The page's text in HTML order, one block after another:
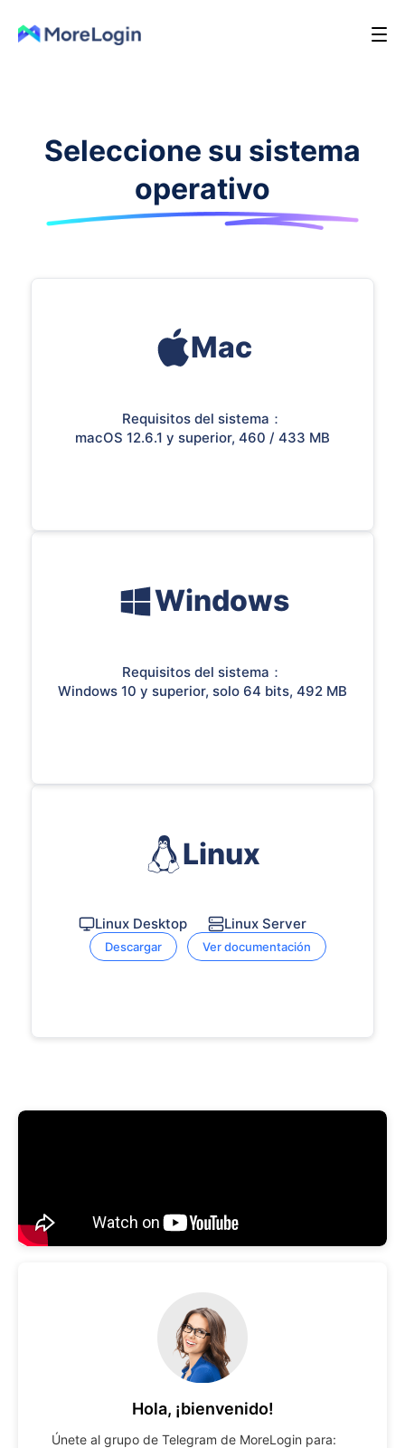
Seleccione su sistema
operativo
Mac
Requisitos del sistema：
macOS 12.6.1 y superior, 460 / 433 MB
Windows
Requisitos del sistema：
Windows 10 y superior, solo 64 bits, 492 MB
Linux
Linux Desktop
Descargar
Linux Server
Ver documentación
Hola, ¡bienvenido!
Únete al grupo de Telegram de MoreLogin para: